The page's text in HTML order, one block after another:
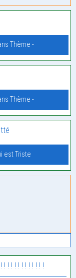
Thème -
Thème -
est Triste
! ! ! ! ! ! ! ! ! ! !